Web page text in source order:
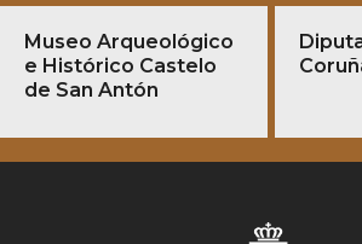
Museo Arqueológico
e Histórico Castelo
de San Antón